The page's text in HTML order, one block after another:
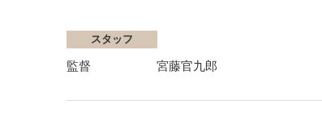
スタッフ
監督 宮藤官九郎